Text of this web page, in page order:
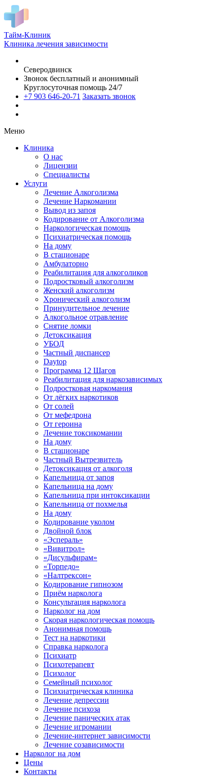
Тайм-Клиник
Клиника лечения зависимости
Северодвинск
Звонок бесплатный и анонимный
Круглосуточная помощь 24/7
+7 903 646-20-71 Заказать звонок
Меню
Клиника
О нас
Лицензии
Специалисты
Услуги
Лечение Алкоголизма
Лечение Наркомании
Вывод из запоя
Кодирование от Алкоголизма
Наркологическая помощь
Психиатрическая помощь
На дому
В стационаре
Амбулаторно
Реабилитация для алкоголиков
Подростковый алкоголизм
Женский алкоголизм
Хронический алкоголизм
Принудительное лечение
Алкогольное отравление
Снятие ломки
Детоксикация
УБОД
Частный диспансер
Daytop
Программа 12 Шагов
Реабилитация для наркозависимых
Подростковая наркомания
От лёгких наркотиков
От солей
От мефедрона
От героина
Лечение токсикомании
На дому
В стационаре
Частный Вытрезвитель
Детоксикация от алкоголя
Капельница от запоя
Капельница на дому
Капельница при интоксикации
Капельница от похмелья
На дому
Кодирование уколом
Двойной блок
«Эспераль»
«Вивитрол»
«Дисульфирам»
«Торпедо»
«Налтрексон»
Кодирование гипнозом
Приём нарколога
Консультация нарколога
Нарколог на дом
Скорая наркологическая помощь
Анонимная помощь
Тест на наркотики
Справка нарколога
Психиатр
Психотерапевт
Психолог
Семейный психолог
Психиатрическая клиника
Лечение депрессии
Лечение психоза
Лечение панических атак
Лечение игромании
Лечение-интернет зависимости
Лечение созависимости
Нарколог на дом
Цены
Контакты